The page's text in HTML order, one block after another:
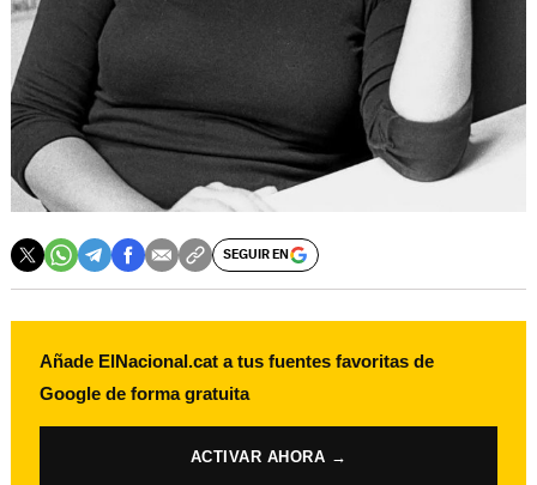
SEGUIR EN
Añade ElNacional.cat a tus fuentes favoritas de
Google de forma gratuita
ACTIVAR AHORA →